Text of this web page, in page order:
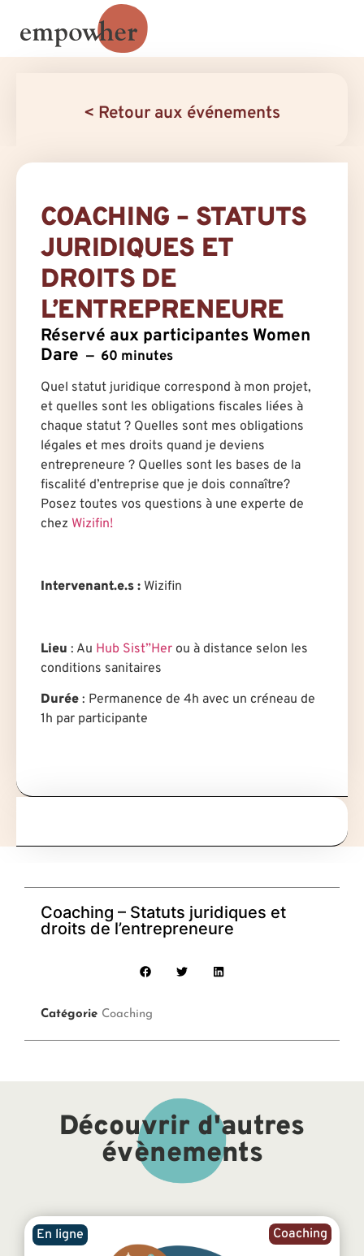
< Retour aux événements
COACHING – STATUTS
JURIDIQUES ET
DROITS DE
L’ENTREPRENEURE
Réservé aux participantes Women
Dare
60 minutes
Quel statut juridique correspond à mon projet,
et quelles sont les obligations fiscales liées à
chaque statut ? Quelles sont mes obligations
légales et mes droits quand je deviens
entrepreneure ? Quelles sont les bases de la
fiscalité d’entreprise que je dois connaître?
Posez toutes vos questions à un·e expert·e de
chez Wizifin!
Intervenant.e.s : Wizifin
Lieu : Au Hub Sist”Her ou à distance selon les
conditions sanitaires
Durée : Permanence de 4h avec un créneau de
1h par participante
Coaching – Statuts juridiques et
droits de l’entrepreneure
Catégorie Coaching
Découvrir d'autres
évènements
Coaching
En ligne